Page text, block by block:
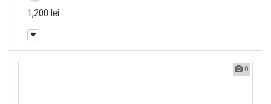
1,200 lei
0